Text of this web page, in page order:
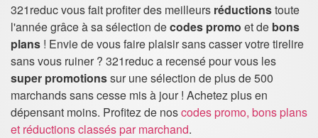
321reduc vous fait profiter des meilleurs réductionstoute
l'année grâce à sa sélection decodes promo et de bons
plans ! Envie de vous faire plaisir sans casser votre tirelire
sans vous ruiner ? 321reduc a recensé pour vous les
super promotionssur une sélection de plus de 500
marchands sans cesse mis à jour ! Achetez plus en
dépensant moins. Profitez de noscodes promo, bons plans
et réductions classés par marchand.